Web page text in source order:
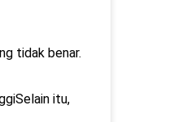
tidak benar.
itu,